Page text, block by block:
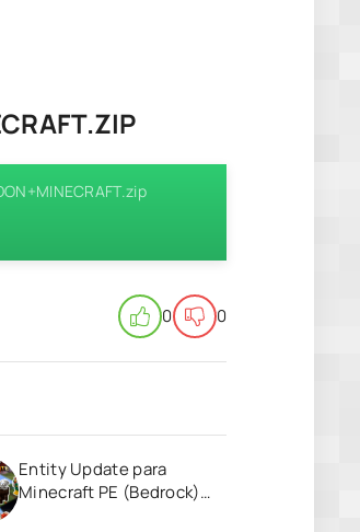
0 0
Entity Update para
Minecraft PE (Bedrock)